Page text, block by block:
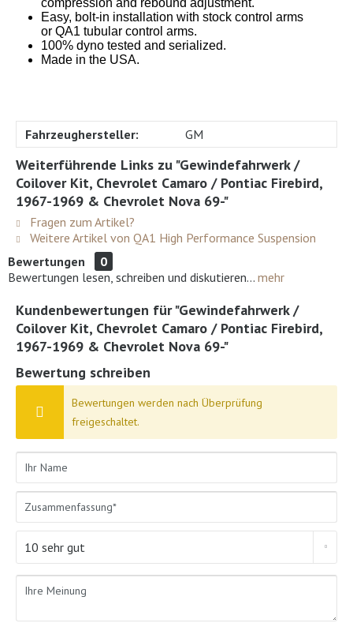
Easy, bolt-in installation with stock control arms
or QA1 tubular control arms.
100% dyno tested and serialized.
Made in the USA.
Fahrzeughersteller: GM
Weiterführende Links zu "Gewindefahrwerk /
Coilover Kit, Chevrolet Camaro / Pontiac Firebird,
1967-1969 & Chevrolet Nova 69-"
Fragen zum Artikel?
Weitere Artikel von QA1 High Performance Suspension
Bewertungen
0
Bewertungen lesen, schreiben und diskutieren... mehr
Kundenbewertungen für "Gewindefahrwerk /
Coilover Kit, Chevrolet Camaro / Pontiac Firebird,
1967-1969 & Chevrolet Nova 69-"
Bewertung schreiben
Bewertungen werden nach Überprüfung
freigeschaltet.